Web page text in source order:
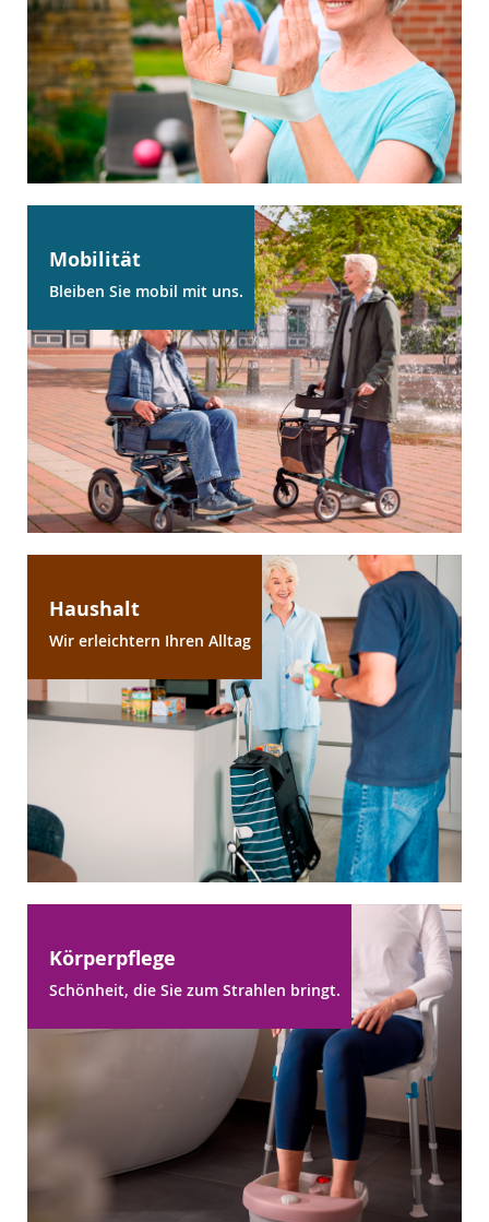
Mobilität
Bleiben Sie mobil mit uns.
Haushalt
Wir erleichtern Ihren Alltag
Körperpflege
Schönheit, die Sie zum Strahlen bringt.